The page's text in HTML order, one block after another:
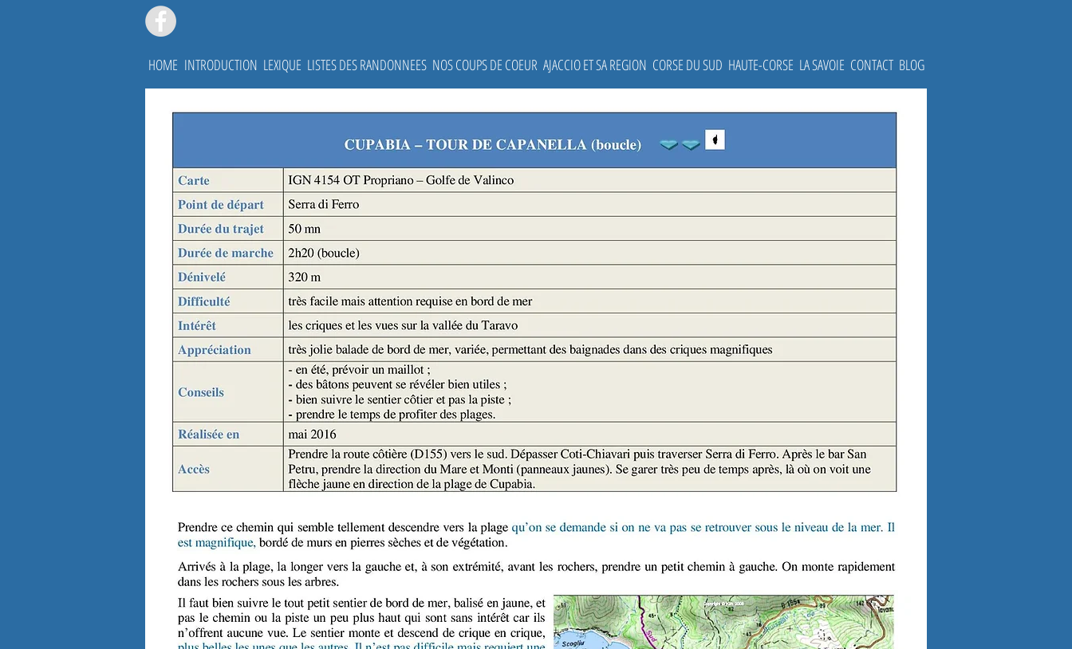
HOME INTRODUCTION LEXIQUE LISTES DES RANDONNEES NOS COUPS DE COEUR AJACCIO ET SA REGION CORSE DU SUD HAUTE-CORSE LA SAVOIE CONTACT BLOG